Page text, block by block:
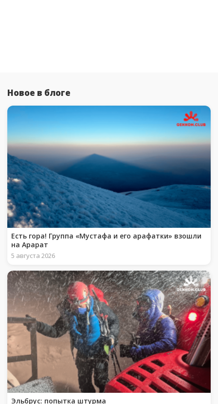
Новое в блоге
Есть гора! Группа «Мустафа и его арафатки» взошли
на Арарат
5 августа 2026
Эльбрус: попытка штурма